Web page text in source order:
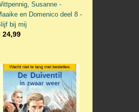
Susanne -
en Domenico deel 8 -
bij mij
24,99